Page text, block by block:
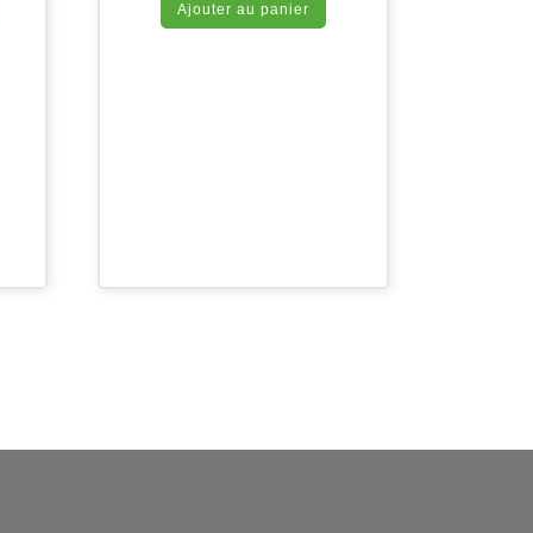
Ajouter au panier